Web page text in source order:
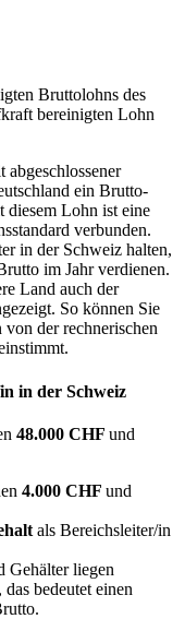
Bruttolohns des
bereinigten Lohn
ein Brutto-
diesem Lohn ist eine
verbunden.
in der Schweiz halten,
im Jahr verdienen.
Land auch der
So können Sie
der rechnerischen
in der Schweiz
48.000 CHF und
4.000 CHF und
als Bereichsleiter/in
Gehälter liegen
bedeutet einen